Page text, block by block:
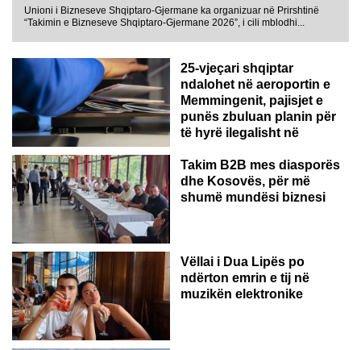
Unioni i Bizneseve Shqiptaro-Gjermane ka organizuar në Prirshtinë
“Takimin e Bizneseve Shqiptaro-Gjermane 2026”, i cili mblodhi...
25-vjeçari shqiptar
ndalohet në aeroportin e
Memmingenit, pajisjet e
punës zbuluan planin për
të hyrë ilegalisht në
Takim B2B mes diasporës
dhe Kosovës, për më
shumë mundësi biznesi
Vëllai i Dua Lipës po
ndërton emrin e tij në
muzikën elektronike
GJERMANI